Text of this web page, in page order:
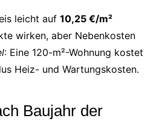
leicht auf 10,25 €/m²
wirken, aber Nebenkosten
: Eine 120-m²-Wohnung kostet
Heiz- und Wartungskosten.
Baujahr der